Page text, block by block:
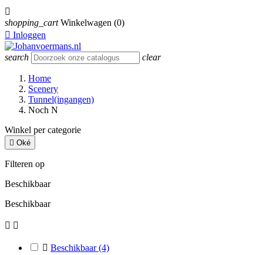

shopping_cart Winkelwagen (0)
 Inloggen
search clear
Home
Scenery
Tunnel(ingangen)
Noch N
Winkel per categorie
 Oké
Filteren op
Beschikbaar
Beschikbaar
 
 Beschikbaar(4)